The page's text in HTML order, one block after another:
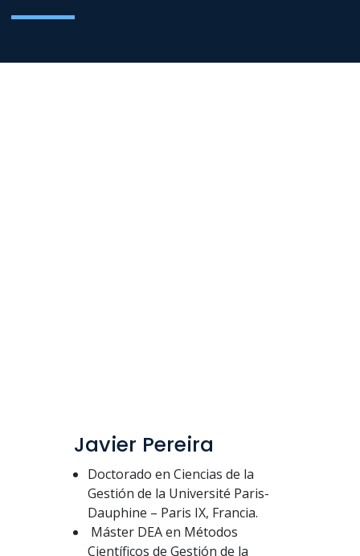
Javier Pereira
Doctorado en Ciencias de la
Gestión de la Université Paris-
Dauphine – Paris IX, Francia.
Máster DEA en Métodos
Científicos de Gestión de la